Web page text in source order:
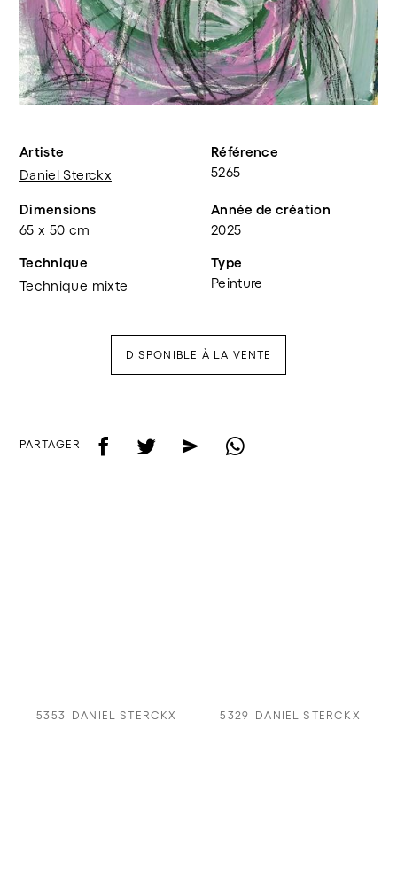
Artiste
Daniel Sterckx
Référence
5265
Dimensions
65 x 50 cm
Année de création
2025
Technique
Technique mixte
Type
Peinture
DISPONIBLE À LA VENTE
PARTAGER f t e w
5353 DANIEL STERCKX 5329 DANIEL STERCKX